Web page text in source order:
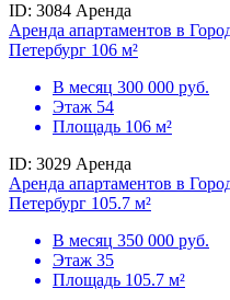
ID: 3084 Аренда
Аренда апартаментов в
Петербург 106 м²
В месяц 300 000 руб.
Этаж 54
Площадь 106 м²
ID: 3029 Аренда
Аренда апартаментов в
Петербург 105.7 м²
В месяц 350 000 руб.
Этаж 35
Площадь 105.7 м²